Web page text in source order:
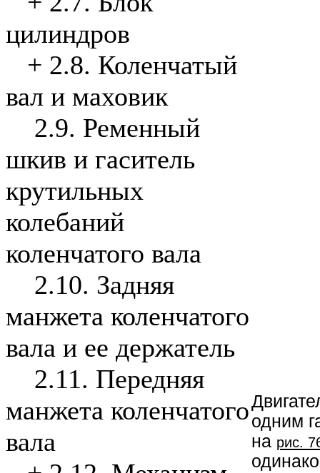
цилиндров
+ 2.8. Коленчатый
вал и маховик
2.9. Ременный
шкив и гаситель
крутильных
колебаний
коленчатого вала
2.10. Задняя
манжета коленчатого
вала и ее держатель
2.11. Передняя
манжета коленчатого
вала
одним
на рис.